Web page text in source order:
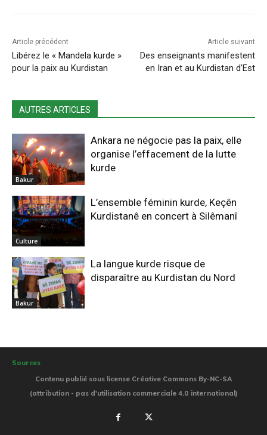
Article précédent
Libérez le « Mandela kurde »
pour la paix au Kurdistan
Article suivant
Des enseignants manifestent
en Iran et au Kurdistan d’Est
AUTRES ARTICLES
Bakur
Ankara ne négocie pas la paix, elle
organise l’effacement de la lutte
kurde
Culture
L’ensemble féminin kurde, Keçên
Kurdistanê en concert à Silêmanî
Bakur
La langue kurde risque de
disparaître au Kurdistan du Nord
Sources
Contenu publié sous license Créative Commons By-NC-SA
(attribution - pas d'utilisation commerciale 4.0 international)